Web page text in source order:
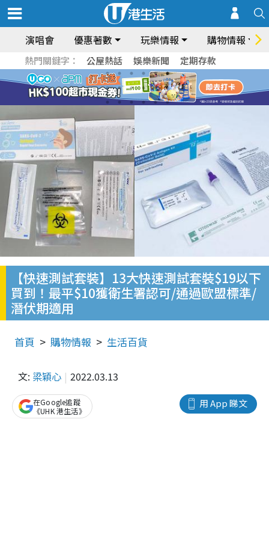
演唱會 優惠著數 玩樂情報 購物情報
熱門關鍵字： 公屋熱話 娛樂新聞 定期存款
【快速測試套裝】13大快速測試套裝$19以下
買到！最平$10獲衛生署認可/通過歐盟標準/
潛伏期適用
首頁 購物情報 生活百貨
文: 梁穎心 2022.03.13
用 App 睇文
在Google追蹤
《UHK 港生活》